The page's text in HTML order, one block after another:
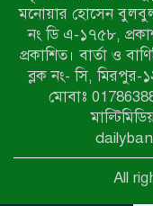
মনোয়ার হোসেন
নং ডি এ-১৭৫৮,
প্রকাশিত। বার্তা ও
ব্লক নং- সি, মিরপুর-
মোবাঃ
All